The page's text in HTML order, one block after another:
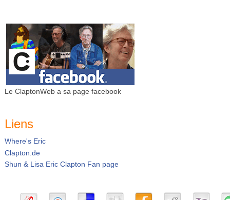
Le ClaptonWeb a sa page facebook
Liens
Where's Eric
Clapton.de
Shun & Lisa Eric Clapton Fan page